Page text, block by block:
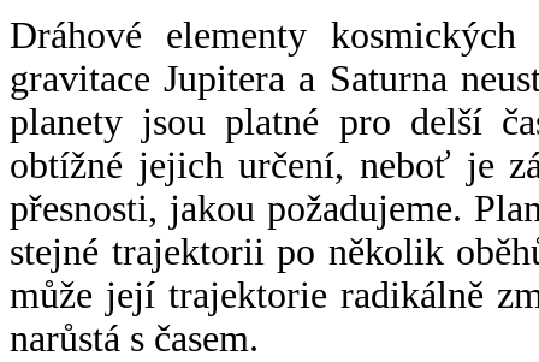
Dráhové elementy
gravitace Jupitera a Saturna
planety jsou platné pro delší
obtížné jejich určení, neboť je
přesnosti, jakou požadujeme.
stejné trajektorii po několik
může její trajektorie radikálně
narůstá s časem.